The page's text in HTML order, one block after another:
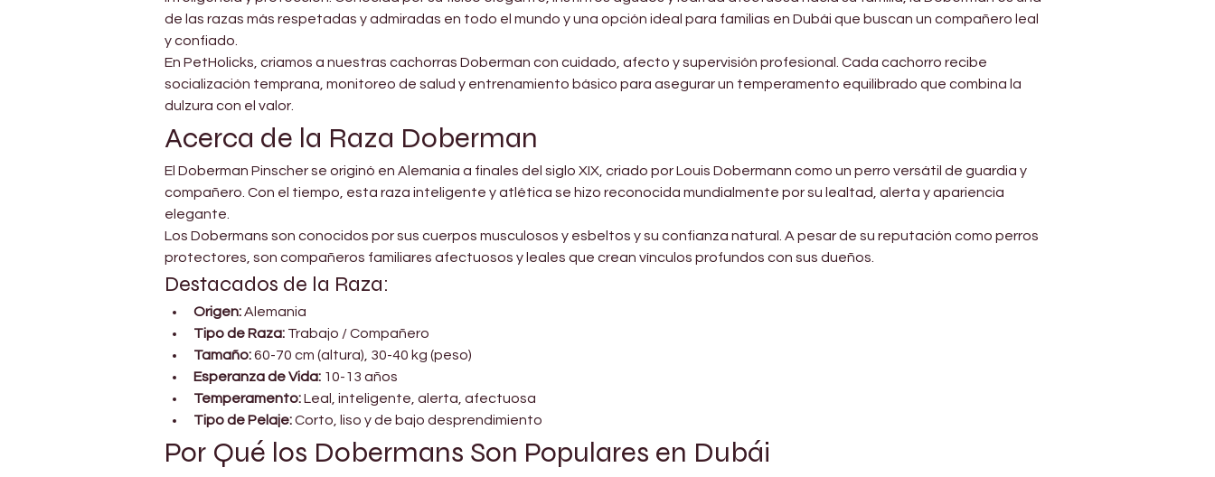
de las razas más respetadas y admiradas en todo el mundo y una opción ideal para familias en Dubái que buscan un compañero leal
y confiado.
En PetHolicks, criamos a nuestras cachorras Doberman con cuidado, afecto y supervisión profesional. Cada cachorro recibe
socialización temprana, monitoreo de salud y entrenamiento básico para asegurar un temperamento equilibrado que combina la
dulzura con el valor.
Acerca de la Raza Doberman
El Doberman Pinscher se originó en Alemania a finales del siglo XIX, criado por Louis Dobermann como un perro versátil de guardia y
compañero. Con el tiempo, esta raza inteligente y atlética se hizo reconocida mundialmente por su lealtad, alerta y apariencia
elegante.
Los Dobermans son conocidos por sus cuerpos musculosos y esbeltos y su confianza natural. A pesar de su reputación como perros
protectores, son compañeros familiares afectuosos y leales que crean vínculos profundos con sus dueños.
Destacados de la Raza:
Origen: Alemania
Tipo de Raza: Trabajo / Compañero
Tamaño: 60-70 cm (altura), 30-40 kg (peso)
Esperanza de Vida: 10-13 años
Temperamento: Leal, inteligente, alerta, afectuosa
Tipo de Pelaje: Corto, liso y de bajo desprendimiento
Por Qué los Dobermans Son Populares en Dubái